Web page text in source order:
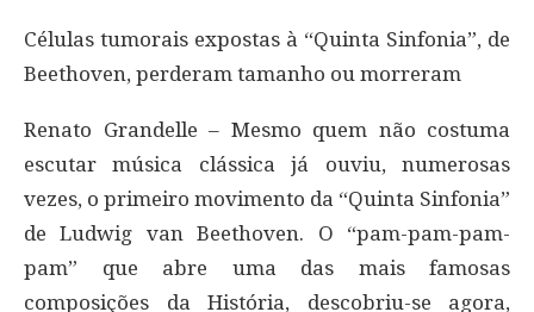
Células tumorais expostas à “Quinta Sinfonia”, de
Beethoven, perderam tamanho ou morreram
Renato Grandelle – Mesmo quem não costuma
escutar música clássica já ouviu, numerosas
vezes, o primeiro movimento da “Quinta Sinfonia”
de Ludwig van Beethoven. O “pam-pam-pam-
pam” que abre uma das mais famosas
composições da História, descobriu-se agora,